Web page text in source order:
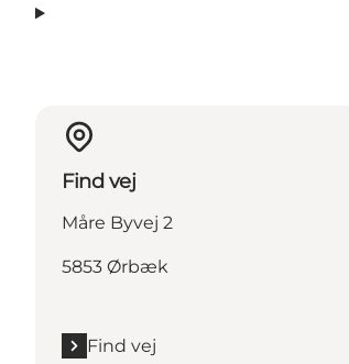
Find vej
Måre Byvej 2
5853 Ørbæk
Find vej